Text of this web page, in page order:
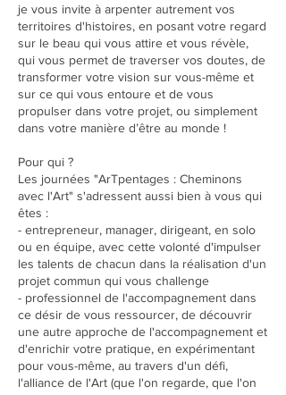
je vous invite à arpenter autrement vos
territoires d'histoires, en posant votre regard
sur le beau qui vous attire et vous révèle,
qui vous permet de traverser vos doutes, de
transformer votre vision sur vous-même et
sur ce qui vous entoure et de vous
propulser dans votre projet, ou simplement
dans votre manière d’être au monde !
Pour qui ?
Les journées "ArTpentages : Cheminons
avec l'Art" s'adressent aussi bien à vous qui
êtes :
- entrepreneur, manager, dirigeant, en solo
ou en équipe, avec cette volonté d'impulser
les talents de chacun dans la réalisation d'un
projet commun qui vous challenge
- professionnel de l'accompagnement dans
ce désir de vous ressourcer, de découvrir
une autre approche de l'accompagnement et
d'enrichir votre pratique, en expérimentant
pour vous-même, au travers d'un défi,
l'alliance de l'Art (que l'on regarde, que l'on